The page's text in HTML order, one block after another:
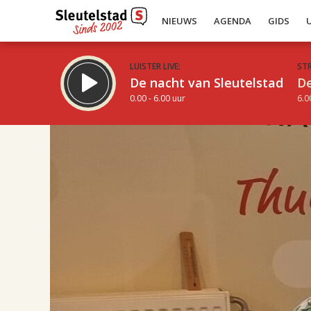
NIEUWS AGENDA GIDS
LUISTER LIVE:
De nacht van Sleutelstad
0.00 - 6.00 uur